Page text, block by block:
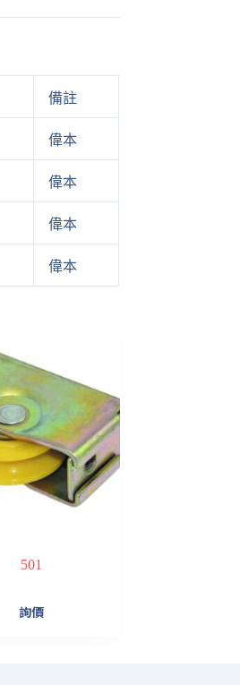
備註
偉本
偉本
偉本
偉本
501
詢價